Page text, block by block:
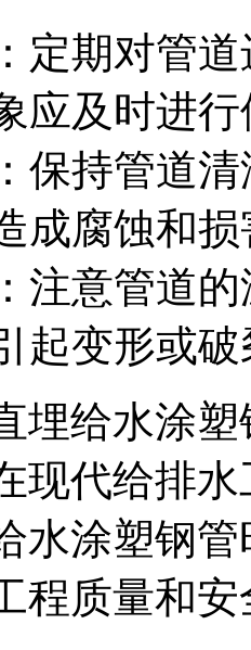
定期对管
应及时进
保持管道
成腐蚀和
注意管道
起变形或
埋给水涂
现代给排
水涂塑钢
程质量和安